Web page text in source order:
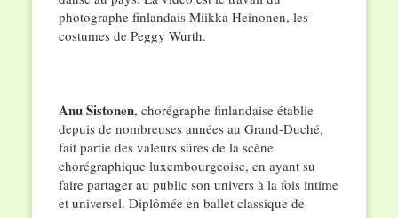
photographe finlandais Miikka Heinonen, les
costumes de Peggy Wurth.
Anu Sistonen, chorégraphe finlandaise établie
depuis de nombreuses années au Grand-Duché,
fait partie des valeurs sûres de la scène
chorégraphique luxembourgeoise, en ayant su
faire partager au public son univers à la fois intime
et universel. Diplômée en ballet classique de